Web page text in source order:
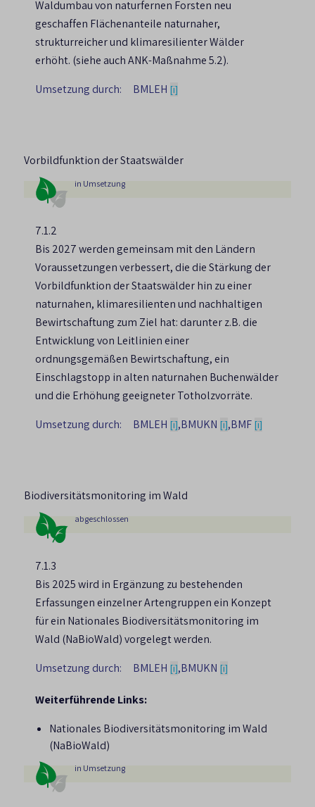
Durchlässigkeit von Verkehrswegen). Auch
natürliche Wiederbewaldung von
Offenlandschaften und natürliche
Waldentwicklung (siehe auch Ziel 7.4:
Natürliche Waldentwicklung) können einen
Waldumbau von naturfernen Forsten neu
geschaffen Flächenanteile naturnaher,
strukturreicher und klimaresilienter Wälder
erhöht. (siehe auch ANK-Maßnahme 5.2).
Umsetzung durch:
BMLEH [i]
Vorbildfunktion der Staatswälder
in Umsetzung
7.1.2
Bis 2027 werden gemeinsam mit den Ländern
Voraussetzungen verbessert, die die Stärkung der
Vorbildfunktion der Staatswälder hin zu einer
naturnahen, klimaresilienten und nachhaltigen
Bewirtschaftung zum Ziel hat: darunter z.B. die
Entwicklung von Leitlinien einer
ordnungsgemäßen Bewirtschaftung, ein
Einschlagstopp in alten naturnahen Buchenwälder
und die Erhöhung geeigneter Totholzvorräte.
Umsetzung durch:
BMLEH [i],BMUKN [i],BMF [i]
Biodiversitätsmonitoring im Wald
abgeschlossen
7.1.3
Bis 2025 wird in Ergänzung zu bestehenden
Erfassungen einzelner Artengruppen ein Konzept
für ein Nationales Biodiversitätsmonitoring im
Wald (NaBioWald) vorgelegt werden.
Umsetzung durch:
BMLEH [i],BMUKN [i]
Weiterführende Links:
Nationales Biodiversitätsmonitoring im Wald
(NaBioWald)
in Umsetzung